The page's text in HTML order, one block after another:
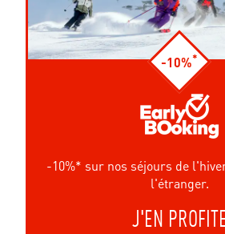
-10%*
-10%* sur nos séjours de
l'étranger.
J'EN